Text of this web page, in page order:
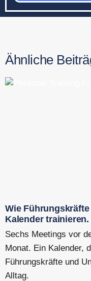
Ähnliche
Wie
Kalender
Sechs Meetings vor
Monat. Ein Kalender,
Führungskräfte und
Alltag.